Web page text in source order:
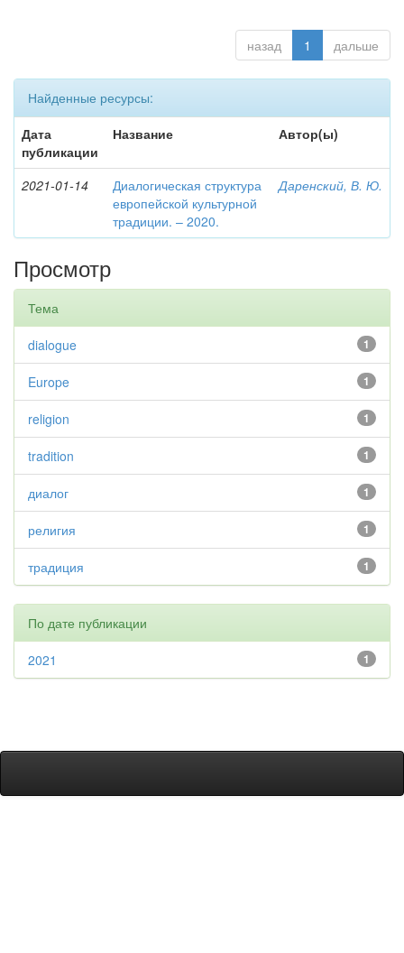
назад 1 дальше
Найденные ресурсы:
Дата
публикации
Название Автор(ы)
2021-01-14
Диалогическая структура
европейской культурной
традиции. – 2020.
Даренский, В. Ю.
Просмотр
Тема
1
dialogue
1
Europe
1
religion
1
tradition
1
диалог
1
религия
1
традиция
По дате публикации
1
2021